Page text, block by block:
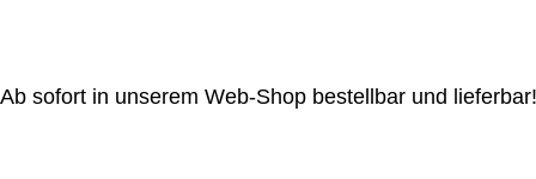
Ab sofort in unserem Web-Shop bestellbar und lieferbar!